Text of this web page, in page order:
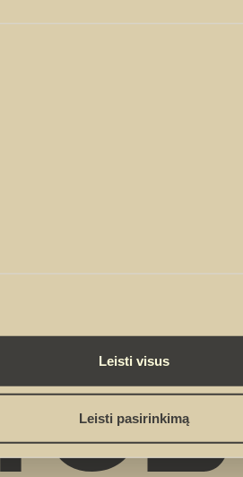
Leisti visus
Leisti pasirinkimą